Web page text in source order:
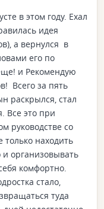
в этом году. Ехал
идея
а вернулся в
его по
и Рекомендую
Всего за пять
раскрылся, стал
Все это при
руководстве со
находить
и организовывать
комфортно.
стало,
туда